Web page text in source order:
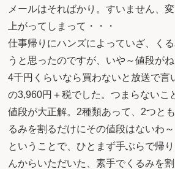
メールはそればかり。すいません、
上がってしまって・・・
仕事帰りにハンズによっていざ、く
うと思ったのですが、いや～値段がね
4千円くらいなら買わないと放送で言
の3,960円＋税でした。つまらないこ
値段が大正解。2種類あって、2つと
るみを割るだけにその値段はないわ～
ということで、ひとまず手ぶらで帰
んからいただいた、素手でくるみを